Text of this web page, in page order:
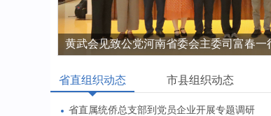
致公党广东省十三届十九次常委会议召开
省直组织动态 市县组织动态
省直属统侨总支部到党员企业开展专题调研